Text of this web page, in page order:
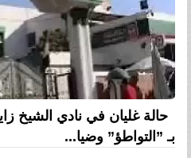
حالة غليان في نادي الشيخ
بـ ”التواطؤ” وضيا...